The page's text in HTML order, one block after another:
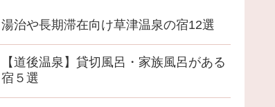
湯治や長期滞在向け草津温泉の宿12選
【道後温泉】貸切風呂・家族風呂がある
宿５選